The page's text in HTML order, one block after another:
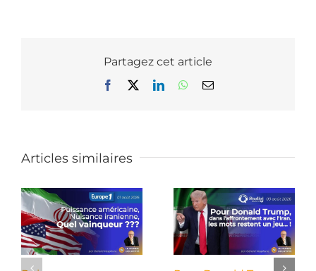
Partagez cet article
Facebook LinkedInWhatsApp
Email
Articles similaires